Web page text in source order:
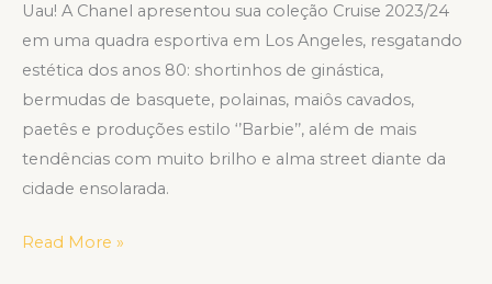
Uau! A Chanel apresentou sua coleção Cruise 2023/24
em uma quadra esportiva em Los Angeles, resgatando
estética dos anos 80: shortinhos de ginástica,
bermudas de basquete, polainas, maiôs cavados,
paetês e produções estilo ‘’Barbie’’, além de mais
tendências com muito brilho e alma street diante da
cidade ensolarada.
Read More »